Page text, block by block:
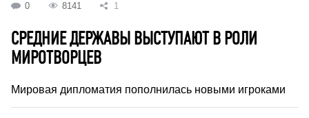
0 8141 1
СРЕДНИЕ ДЕРЖАВЫ ВЫСТУПАЮТ В РОЛИ
МИРОТВОРЦЕВ
Мировая дипломатия пополнилась новыми игроками